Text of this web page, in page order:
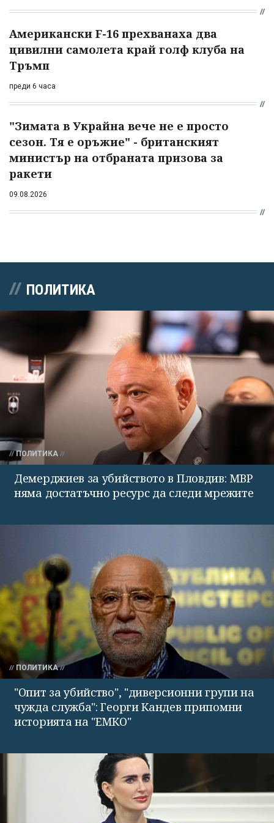
Американски F-16 прехванаха два
цивилни самолета край голф клуба на
Тръмп
преди 6 часа
"Зимата в Украйна вече не е просто
сезон. Тя е оръжие" - британският
министър на отбраната призова за
ракети
09.08.2026
ПОЛИТИКА
ПОЛИТИКА
Демерджиев за убийството в Пловдив: МВР
няма достатъчно ресурс да следи мрежите
ПОЛИТИКА
"Опит за убийство", "диверсионни групи на
чужда служба": Георги Кандев припомни
историята на "ЕМКО"